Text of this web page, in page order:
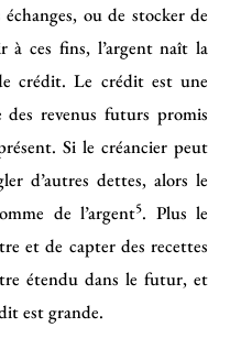
ou de stocker de
à ces fins, l’argent naît la
crédit. Le crédit est une
revenus futurs promis
Si le créancier peut
d’autres dettes, alors le
de l’argent5. Plus le
et de capter des recettes
étendu dans le futur, et
est grande.